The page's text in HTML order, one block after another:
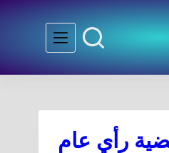
رأي عام